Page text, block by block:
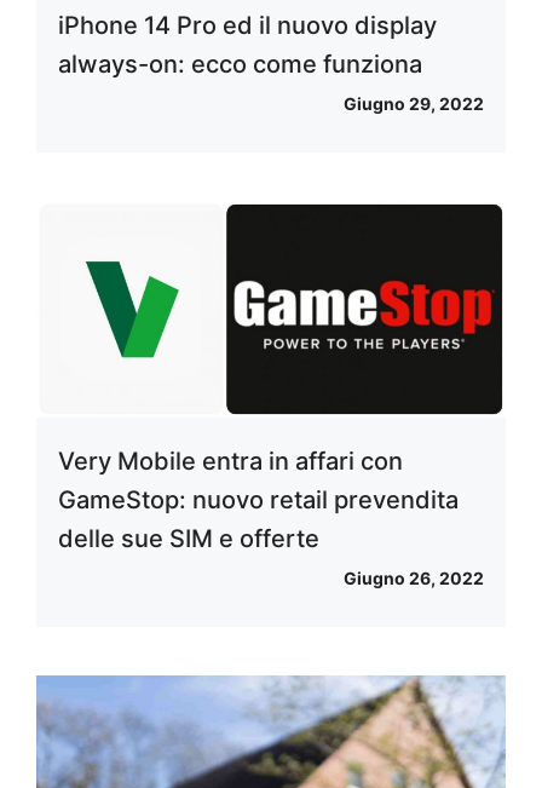
iPhone 14 Pro ed il nuovo display
always-on: ecco come funziona
Giugno 29, 2022
Very Mobile entra in affari con
GameStop: nuovo retail prevendita
delle sue SIM e offerte
Giugno 26, 2022